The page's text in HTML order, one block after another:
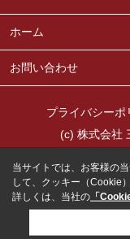
ホーム
お問い合わせ
プライバシーポ
(c) 株式会社
当サイトでは、お客様の
して、クッキー（Cookie
詳しくは、当社の 「